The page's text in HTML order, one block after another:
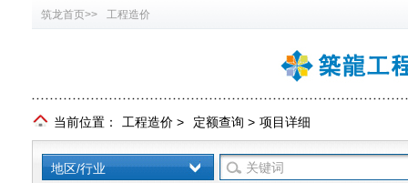
筑龙首页>> 工程造价
当前位置： 工程造价 > 定额查询 > 项目详细
地区/行业